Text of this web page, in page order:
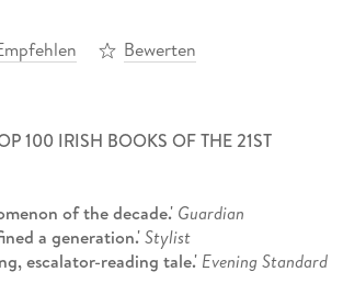
Bewerten
100 IRISH BOOKS OF THE 21ST
of the decade.' Guardian
a generation.'Stylist
escalator-reading tale.' Evening Standard